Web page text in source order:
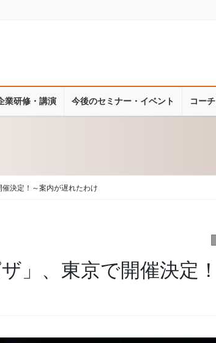
業研修・講演 今後のセミナー・イベント コー
決定！～案内が遅れたわけ
」、東京で開催決定